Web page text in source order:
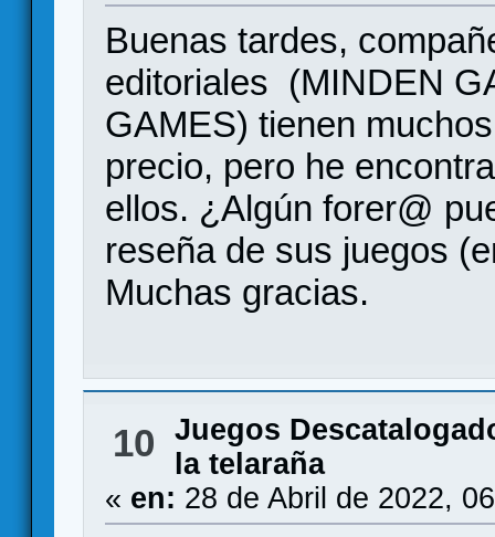
Buenas tardes,
editoriales (MINDEN
GAMES) tienen
precio, pero he
ellos. ¿Algún forer@
reseña de sus juegos
Muchas gracias.
10
Juegos
la telaraña
« en: 28 de Abril de 2022,